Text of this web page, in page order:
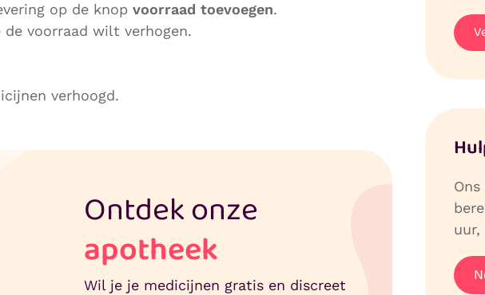
op de knop voorraad toevoegen.
de voorraad wilt verhogen.
verhoogd.
Ontdek onze
apotheek
Wil je je medicijnen gratis en discreet
uur,